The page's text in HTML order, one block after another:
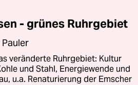
- grünes Ruhrgebiet
veränderte Ruhrgebiet: Kultur
und Stahl, Energiewende und
u.a. Renaturierung der Emscher